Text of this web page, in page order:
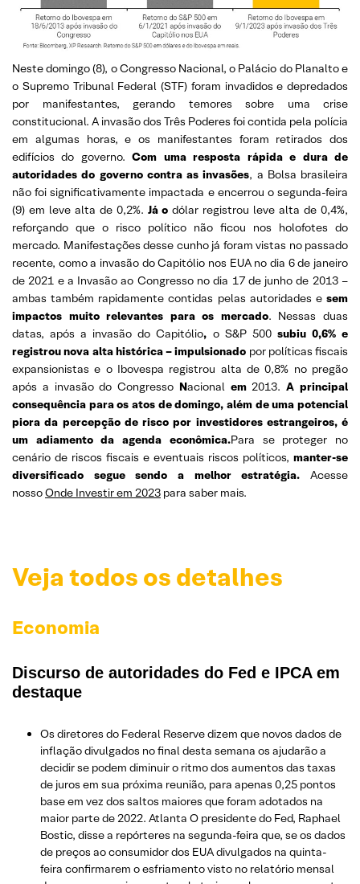
Neste domingo (8), o Congresso Nacional, o Palácio do Planalto e
o Supremo Tribunal Federal (STF) foram invadidos e depredados
por manifestantes, gerando temores sobre uma crise
constitucional. A invasão dos Três Poderes foi contida pela polícia
em algumas horas, e os manifestantes foram retirados dos
edifícios do governo.Com uma resposta rápida e dura de
autoridades do governo contra as invasões, a Bolsa brasileira
não foi significativamente impactada e encerrou o segunda-feira
(9) em leve alta de 0,2%. Já o dólar registrou leve alta de 0,4%,
reforçando que o risco político não ficou nos holofotes do
mercado. Manifestações desse cunho já foram vistas no passado
recente, como a invasão do Capitólio nos EUA no dia 6 de janeiro
de 2021 e a Invasão ao Congresso no dia 17 de junho de 2013 –
ambas também rapidamente contidas pelas autoridades e sem
impactos muito relevantes para os mercado. Nessas duas
datas, após a invasão do Capitólio, o S&P 500 subiu 0,6% e
registrou nova alta histórica – impulsionado por políticas fiscais
expansionistas e o Ibovespa registrou alta de 0,8% no pregão
após a invasão do Congresso Nacional em2013.A principal
consequência para os atos de domingo, além de uma potencial
piora da percepção de risco por investidores estrangeiros, é
um adiamento da agenda econômica.Para se proteger no
cenário de riscos fiscais e eventuais riscos políticos, manter-se
diversificado segue sendo a melhor estratégia. Acesse
nossoOnde Investir em 2023 para saber mais.
Veja todos os detalhes
Economia
Discurso de autoridades do Fed e IPCA em
destaque
Os diretores do Federal Reserve dizem que novos dados de
inflação divulgados no final desta semana os ajudarão a
decidir se podem diminuir o ritmo dos aumentos das taxas
de juros em sua próxima reunião, para apenas 0,25 pontos
base em vez dos saltos maiores que foram adotados na
maior parte de 2022. Atlanta O presidente do Fed, Raphael
Bostic, disse a repórteres na segunda-feira que, se os dados
de preços ao consumidor dos EUA divulgados na quinta-
feira confirmarem o esfriamento visto no relatório mensal